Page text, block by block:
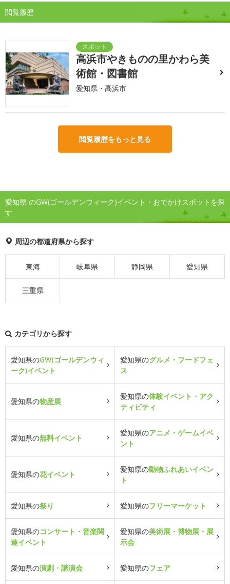
閲覧履歴
高浜市やきものの里かわら美
術館・図書館
愛知県・高浜市
閲覧履歴をもっと見る
愛知県 のGW(ゴールデンウィーク)イベント・おでかけスポットを探
す
周辺の都道府県から探す
東海 岐阜県 静岡県 愛知県
三重県
カテゴリから探す
愛知県のGW(ゴールデンウィ
ーク)イベント
愛知県のグルメ・フードフェ
ス
愛知県の物産展
愛知県の体験イベント・アク
ティビティ
愛知県の無料イベント
愛知県のアニメ・ゲームイベ
ント
愛知県の花イベント
愛知県の動物ふれあいイベン
ト
愛知県の祭り 愛知県のフリーマーケット
愛知県のコンサート・音楽関
連イベント
愛知県の美術展・博物展・展
示会
愛知県の演劇・講演会 愛知県のフェア